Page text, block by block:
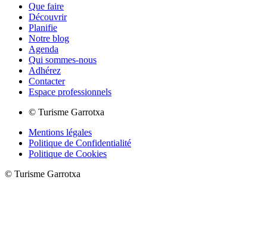
Que faire
Découvrir
Planifie
Notre blog
Agenda
Qui sommes-nous
Adhérez
Contacter
Espace professionnels
© Turisme Garrotxa
Mentions légales
Politique de Confidentialité
Politique de Cookies
© Turisme Garrotxa